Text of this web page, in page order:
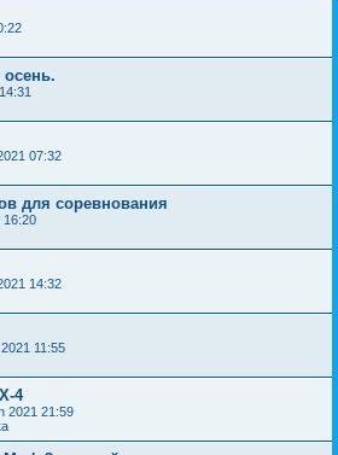
07:32
для соревнования
16:20
14:32
11:55
4
2021 21:59